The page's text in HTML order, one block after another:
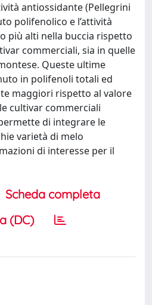
antiossidante (Pellegrini
polifenolico e l’attività
più alti nella buccia rispetto
commerciali, sia in quelle
Queste ultime
in polifenoli totali ed
maggiori rispetto al valore
cultivar commerciali
di integrare le
varietà di melo
di interesse per il
Scheda completa
(DC)